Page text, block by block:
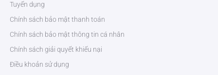
Tuyển dụng
Chính sách bảo mật thanh toán
Chính sách bảo mật thông tin cá nhân
Chính sách giải quyết khiếu nại
Điều khoản sử dụng